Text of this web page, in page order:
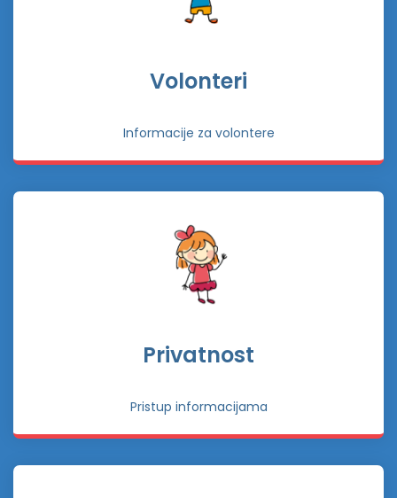
Volonteri
Informacije za volontere
Privatnost
Pristup informacijama